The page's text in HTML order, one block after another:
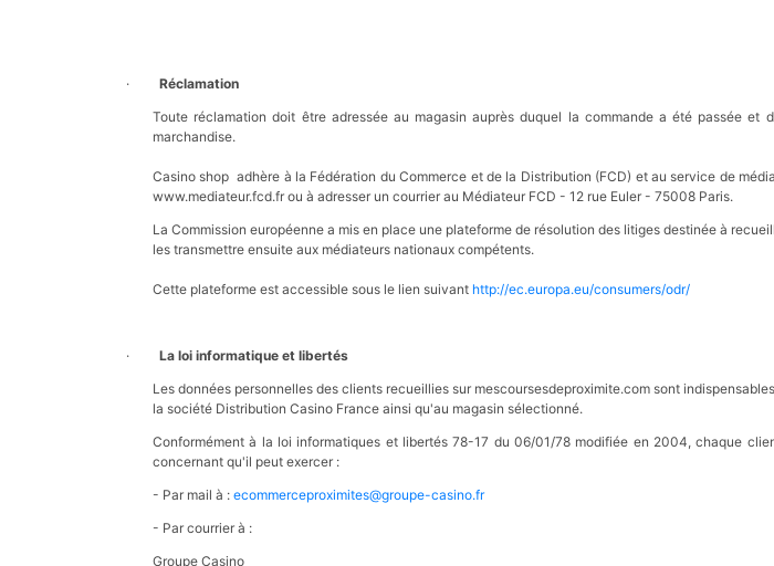
· Réclamation
Toute réclamation doit être adressée au magasin auprès duquel la commande a été passée
marchandise.
Casino shop adhère à la Fédération du Commerce et de la Distribution (FCD) et au service de
www.mediateur.fcd.fr ou à adresser un courrier au Médiateur FCD - 12 rue Euler - 75008 Paris.
La Commission européenne a mis en place une plateforme de résolution des litiges destinée à
les transmettre ensuite aux médiateurs nationaux compétents.
Cette plateforme est accessible sous le lien suivant http://ec.europa.eu/consumers/odr/
· La loi informatique et libertés
Les données personnelles des clients recueillies sur mescoursesdeproximite.com sont
la société Distribution Casino France ainsi qu'au magasin sélectionné.
Conformément à la loi informatiques et libertés 78-17 du 06/01/78 modifiée en 2004, chaque
concernant qu'il peut exercer :
- Par mail à : ecommerceproximites@groupe-casino.fr
- Par courrier à :
Groupe Casino